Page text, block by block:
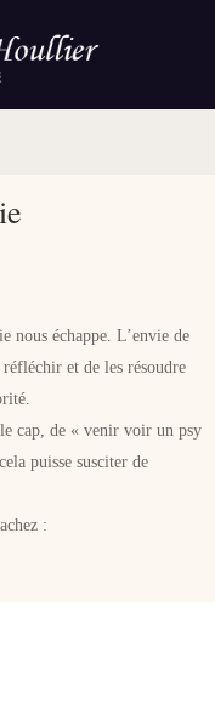
nous échappe. L’envie de
et de les résoudre
cap, de « venir voir un psy
puisse susciter de
: